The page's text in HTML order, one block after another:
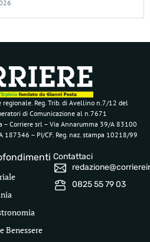
Reg. Trib. di Avellino n.7/12 del
di Comunicazione al n.7671
– Corriere srl – Via Annarumma 39/A 83100
187346 – PI/CF. Reg. naz. stampa 10218/99
Benessere
Contattaci
0825 55 79 03